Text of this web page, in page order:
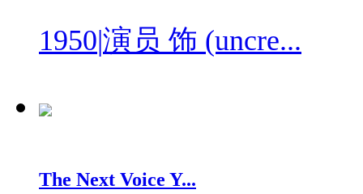
1950|演员 饰 (uncre...
The Next Voice Y...